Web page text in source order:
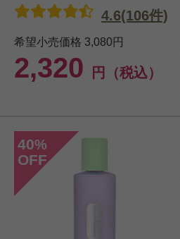
希望小売価格 3,080円
2,320 円（税込）
4.6(106件)
40%
OFF